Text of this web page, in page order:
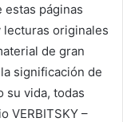
estas páginas
originales
de gran
significación de
su vida, todas
VERBITSKY –